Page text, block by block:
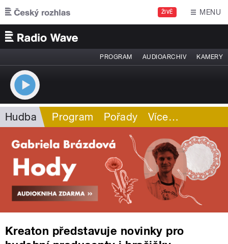
Přejít k hlavnímu obsahu
ŽIVĚ MENU
PROGRAM AUDIOARCHIV KAMERY
Hudba Program Pořady Více…
Kreaton představuje novinky pro